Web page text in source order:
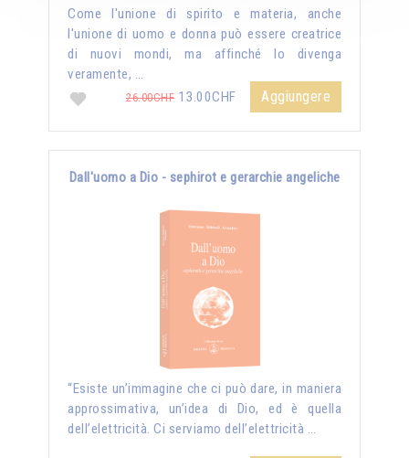
Come l'unione di spirito e materia, anche
l'unione di uomo e donna può essere creatrice
di nuovi mondi, ma affinché lo divenga
veramente, …
26.00CHF 13.00CHF Aggiungere
Dall'uomo a Dio - sephirot e gerarchie angeliche
“Esiste un’immagine che ci può dare, in maniera
approssimativa, un’idea di Dio, ed è quella
dell’elettricità. Ci serviamo dell’elettricità …